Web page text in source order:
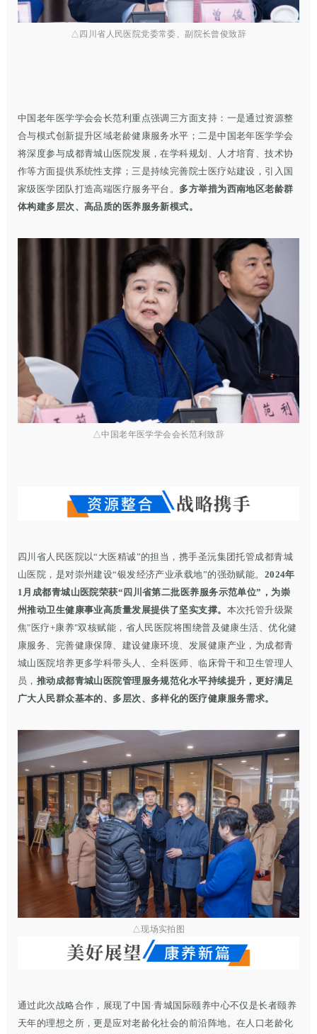
△ 四川省人民医院党委常委、副院长曾俊致辞
中国老年医学学会会长范利重点强调三方面支持：一是通过资源整
合与模式创新提升区域老龄健康服务水平；二是中国老年医学学会
将深度参与成都青城山医院发展，在学科规划、人才培育、技术协
作等方面提供系统性支撑；三是持续完善院士医疗站建设，引入国
家级医学团队打造高端医疗服务平台。 多方举措为西南地区老龄群
体构建多层次、高品质的医养服务新模式。
△中国老年医学学会会长范利致辞
四川省人民医院以“大医精诚”的担当，携手圣沅集团托管成都青城
山医院，是对崇州建设“银发经济产业承载地”的强劲赋能。 2024年
1月成都青城山医院荣获“四川省第二批医养服务示范单位”，为崇
州推动卫生健康事业高质量发展提供了坚实支撑。 本次托管升级聚
焦"医疗+康养"双核赋能，省人民医院将围绕普及健康生活、优化健
康服务、完善健康保障、建设健康环境、发展健康产业，为成都青
城山医院培养更多学科带头人、全科医师、临床骨干和卫生管理人
员， 推动成都青城山医院管理服务规范化水平持续提升，更好满足
广大人民群众基本的、多层次、多样化的医疗健康服务需求。
△现场实拍图
通过此次战略合作，展现了中国·青城国际颐养中心不仅是长者颐养
天年的理想之所，更是应对老龄化社会的前沿阵地。 在人口老龄化